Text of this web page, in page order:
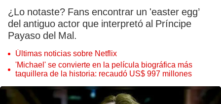
¿Lo notaste? Fans encontrar un 'easter egg’
del antiguo actor que interpretó al Príncipe
Payaso del Mal.
Últimas noticias sobre Netflix
'Michael' se convierte en la película biográfica más
taquillera de la historia: recaudó US$ 997 millones